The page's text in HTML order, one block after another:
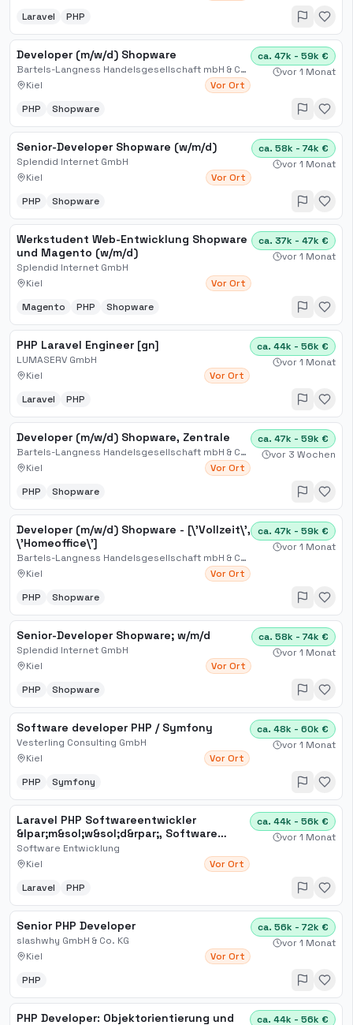
Laravel PHP
Developer (m/w/d) Shopware
Bartels-Langness Handelsgesellschaft mbH & Co. KG
Kiel
Vor Ort
ca. 47k - 59k €
vor 1 Monat
PHP Shopware
Senior-Developer Shopware (w/m/d)
Splendid Internet GmbH
Kiel
Vor Ort
ca. 58k - 74k €
vor 1 Monat
PHP Shopware
Werkstudent Web-Entwicklung Shopware
und Magento (w/m/d)
Splendid Internet GmbH
Kiel
Vor Ort
ca. 37k - 47k €
vor 1 Monat
Magento PHP Shopware
PHP Laravel Engineer [gn]
LUMASERV GmbH
Kiel
Vor Ort
ca. 44k - 56k €
vor 1 Monat
Laravel PHP
Developer (m/w/d) Shopware, Zentrale
Bartels-Langness Handelsgesellschaft mbH & Co. KG
Kiel
Vor Ort
ca. 47k - 59k €
vor 3 Wochen
PHP Shopware
Developer (m/w/d) Shopware - [\'Vollzeit\',
\'Homeoffice\']
Bartels-Langness Handelsgesellschaft mbH & Co. KG
Kiel
Vor Ort
ca. 47k - 59k €
vor 1 Monat
PHP Shopware
Senior-Developer Shopware; w​/m​/d
Splendid Internet GmbH
Kiel
Vor Ort
ca. 58k - 74k €
vor 1 Monat
PHP Shopware
Software developer PHP / Symfony
Vesterling Consulting GmbH
Kiel
Vor Ort
ca. 48k - 60k €
vor 1 Monat
PHP Symfony
Laravel PHP Softwareentwickler
&lpar;m&sol;w&sol;d&rpar;, Software
Entwicklung
Software Entwicklung
Kiel
Vor Ort
ca. 44k - 56k €
vor 1 Monat
Laravel PHP
Senior PHP Developer
slashwhy GmbH & Co. KG
Kiel
Vor Ort
ca. 56k - 72k €
vor 1 Monat
PHP
PHP Developer: Objektorientierung und
ca. 44k - 56k €